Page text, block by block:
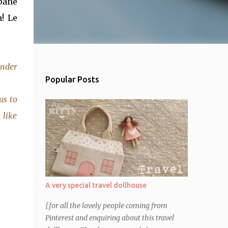
Le
to
like
Popular Posts
A very special travel dollhouse
{for all the lovely people coming from
Pinterest and enquiring about this travel